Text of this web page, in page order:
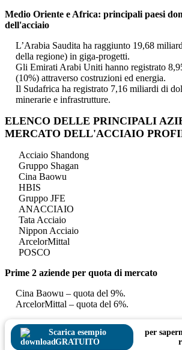
Medio Oriente e Africa: principali paesi
dell'acciaio
L’Arabia Saudita ha raggiunto 19,68
della regione) in giga-progetti.
Gli Emirati Arabi Uniti hanno registrato
(10%) attraverso costruzioni ed energia.
Il Sudafrica ha registrato 7,16 miliardi di
minerarie e infrastrutture.
ELENCO DELLE PRINCIPALI
MERCATO DELL'ACCIAIO
Acciaio Shandong
Gruppo Shagan
Cina Baowu
HBIS
Gruppo JFE
ANACCIAIO
Tata Acciaio
Nippon Acciaio
ArcelorMittal
POSCO
Prime 2 aziende per quota di mercato
Cina Baowu – quota del 9%.
ArcelorMittal – quota del 6%.
Scarica esempio
GRATUITO
per